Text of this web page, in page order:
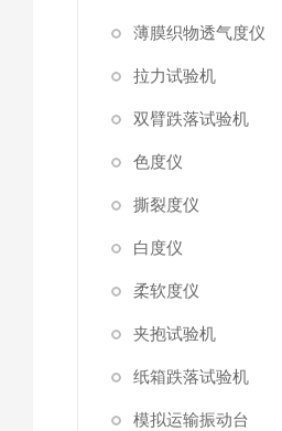
薄膜织物透气度仪
拉力试验机
双臂跌落试验机
色度仪
撕裂度仪
白度仪
柔软度仪
夹抱试验机
纸箱跌落试验机
模拟运输振动台